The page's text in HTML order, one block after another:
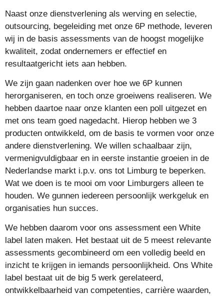
Naast onze dienstverlening als werving en selectie,
outsourcing, begeleiding met onze 6P methode, leveren
wij in de basis assessments van de hoogst mogelijke
kwaliteit, zodat ondernemers er effectief en
resultaatgericht iets aan hebben.
We zijn gaan nadenken over hoe we 6P kunnen
herorganiseren, en toch onze groeiwens realiseren. We
hebben daartoe naar onze klanten een poll uitgezet en
met ons team goed nagedacht. Hierop hebben we 3
producten ontwikkeld, om de basis te vormen voor onze
andere dienstverlening. We willen schaalbaar zijn,
vermenigvuldigbaar en in eerste instantie groeien in de
Nederlandse markt i.p.v. ons tot Limburg te beperken.
Wat we doen is te mooi om voor Limburgers alleen te
houden. We gunnen iedereen persoonlijk werkgeluk en
organisaties hun succes.
We hebben daarom voor ons assessment een White
label laten maken. Het bestaat uit de 5 meest relevante
assessments gecombineerd om een volledig beeld en
inzicht te krijgen in iemands persoonlijkheid. Ons White
label bestaat uit de big 5 werk gerelateerd,
ontwikkelbaarheid van competenties, carrière waarden,